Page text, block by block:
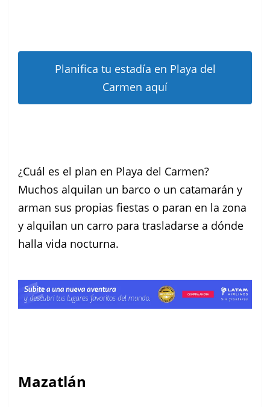
Planifica tu estadía en Playa del
Carmen aquí
¿Cuál es el plan en Playa del Carmen?
Muchos alquilan un barco o un catamarán y
arman sus propias fiestas o paran en la zona
y alquilan un carro para trasladarse a dónde
halla vida nocturna.
Mazatlán